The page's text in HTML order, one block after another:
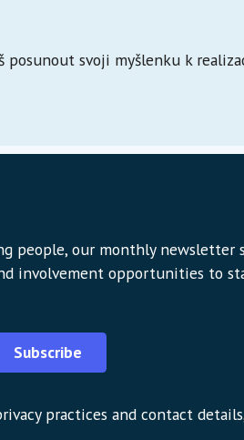
posunout svoji myšlenku k
people, our monthly
involvement opportunities to
Subscribe
practices and contact